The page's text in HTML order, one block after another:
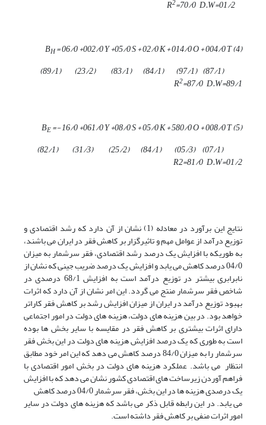
2=70/0 D.W=01/2
(
4
) B
H=06/0+002/0Y +05/0S +02/0K +014/0O +004/0T
(
87/1
)
(
97/1
) (
84/1
) (
83/1
) (
23/2
) (
89/1
)
R2=87/0 D.W=89/1
(
5
) B
E=-16/0+061/0Y +08/0S +05/0K +580/0O +008/0T
(
07/1
) (
05/3
) (
84/1
) (
25/2
) (
31/3
) (
82/1
)
R2=81/0 D.W=01/2
نتایج این برآورد در معادله (1) نشان از آن دارد که رشد اقتصادی و
توزیع درآمد از عوامل مهم و تاثیرگزار بر کاهش فقر در ایران می باشند،
به طوریکه با افزایش یک درصد رشد اقتصادی، فقر سرشمار به میزان
04/0 درصد کاهش می یابد و افزایش یک درصد ضریب جینی که نشان از
نابرابری بیشتر در توزیع درآمد است به افزایش 68/1 درصدی در
شاخص فقر سرشمار منتج می گردد. این امر نشان از آن دارد که اثرات
بهبود توزیع درآمد در ایران از میزان افزایش رشد بر کاهش فقر کاراتر
خواهد بود. در بین هزینه های دولت، هزینه های دولت در امور اجتماعی
دارای اثرات بیشتری بر کاهش فقر در مقایسه با سایر بخش ها بوده
است به طوری که یک درصد افزایش هزینه های دولت در این بخش فقر
سرشمار را به میزان 84/0 درصد کاهش می دهد که این امر خود مطابق
انتظار می باشد. عملکرد هزینه های دولت در بخش امور اقتصادی با
فراهم آوردن زیرساخت های اقتصادی کشور نشان می دهد که با افزایش
یک درصدی هزینه ها در این بخش، فقر سرشمار 04/0 درصد کاهش
می یابد. در این رابطه قابل ذکر می باشد که هزینه های دولت در سایر
امور اثرات منفی بر کاهش فقر داشته است.